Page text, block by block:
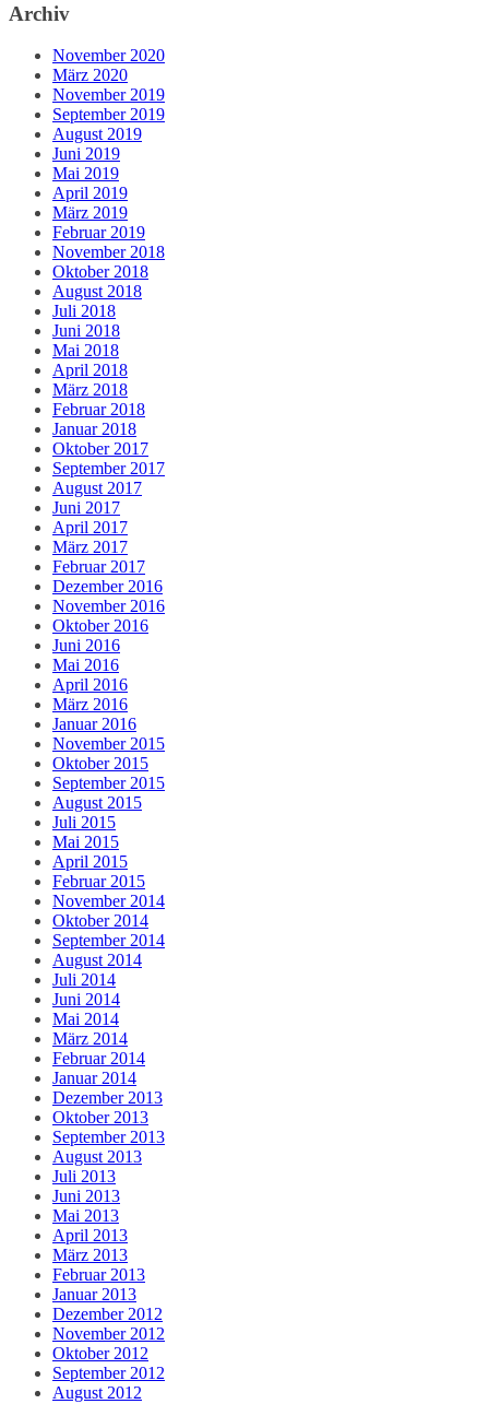
Archiv
November 2020
März 2020
November 2019
September 2019
August 2019
Juni 2019
Mai 2019
April 2019
März 2019
Februar 2019
November 2018
Oktober 2018
August 2018
Juli 2018
Juni 2018
Mai 2018
April 2018
März 2018
Februar 2018
Januar 2018
Oktober 2017
September 2017
August 2017
Juni 2017
April 2017
März 2017
Februar 2017
Dezember 2016
November 2016
Oktober 2016
Juni 2016
Mai 2016
April 2016
März 2016
Januar 2016
November 2015
Oktober 2015
September 2015
August 2015
Juli 2015
Mai 2015
April 2015
Februar 2015
November 2014
Oktober 2014
September 2014
August 2014
Juli 2014
Juni 2014
Mai 2014
März 2014
Februar 2014
Januar 2014
Dezember 2013
Oktober 2013
September 2013
August 2013
Juli 2013
Juni 2013
Mai 2013
April 2013
März 2013
Februar 2013
Januar 2013
Dezember 2012
November 2012
Oktober 2012
September 2012
August 2012